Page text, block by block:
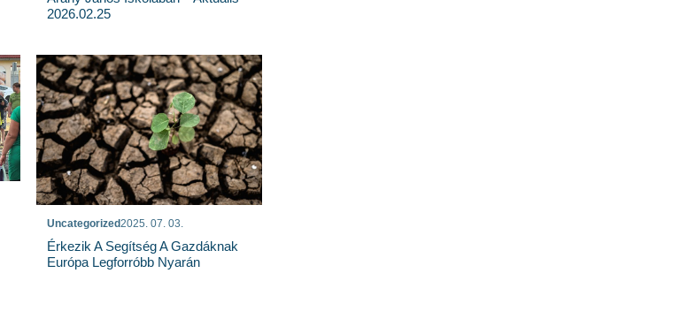
2026.02.25
Uncategorized2025. 07. 03.
Érkezik A Segítség A Gazdáknak
Európa Legforróbb Nyarán